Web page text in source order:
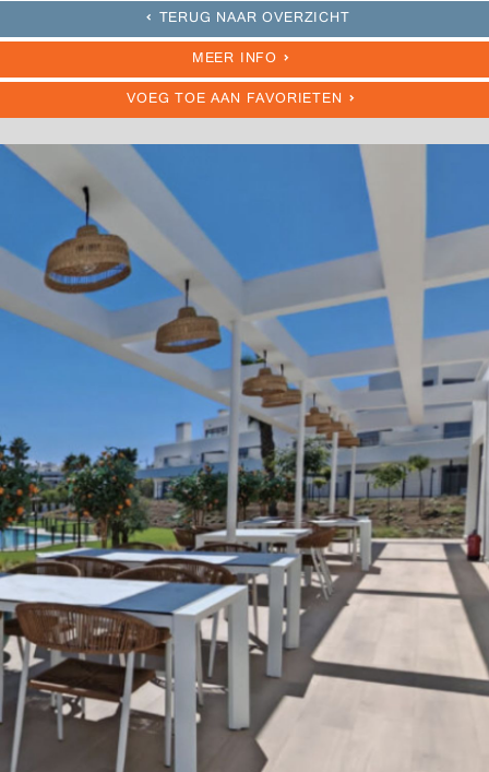
TERUG NAAR OVERZICHT
MEER INFO
VOEG TOE AAN FAVORIETEN